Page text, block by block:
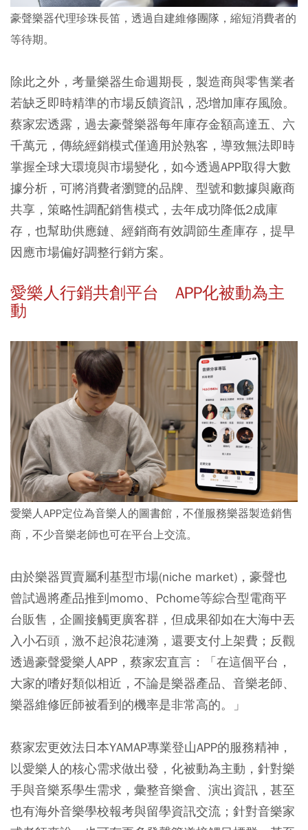
豪聲樂器代理珍珠長笛，透過自建維修團隊，縮短消費者的
等待期。
除此之外，考量樂器生命週期長，製造商與零售業者
若缺乏即時精準的市場反饋資訊，恐增加庫存風險。
蔡家宏透露，過去豪聲樂器每年庫存金額高達五、六
千萬元，傳統經銷模式僅適用於熟客，導致無法即時
掌握全球大環境與市場變化，如今透過APP取得大數
據分析，可將消費者瀏覽的品牌、型號和數據與廠商
共享，策略性調配銷售模式，去年成功降低2成庫
存，也幫助供應鏈、經銷商有效調節生產庫存，提早
因應市場偏好調整行銷方案。
愛樂人行銷共創平台 APP化被動為主
動
愛樂人APP定位為音樂人的圖書館，不僅服務樂器製造銷售
商，不少音樂老師也可在平台上交流。
由於樂器買賣屬利基型市場(niche market)，豪聲也
曾試過將產品推到momo、Pchome等綜合型電商平
台販售，企圖接觸更廣客群，但成果卻如在大海中丟
入小石頭，激不起浪花漣漪，還要支付上架費；反觀
透過豪聲愛樂人APP，蔡家宏直言：「在這個平台，
大家的嗜好類似相近，不論是樂器產品、音樂老師、
樂器維修匠師被看到的機率是非常高的。」
蔡家宏更效法日本YAMAP專業登山APP的服務精神，
以愛樂人的核心需求做出發，化被動為主動，針對樂
手與音樂系學生需求，彙整音樂會、演出資訊，甚至
也有海外音樂學校報考與留學資訊交流；針對音樂家